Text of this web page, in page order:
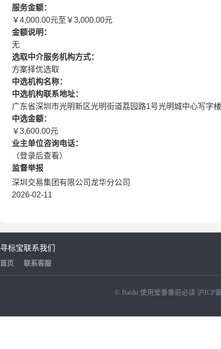
服务金额：
￥4,000.00元至￥3,000.00元
金额说明：
无
选取中介服务机构方式：
方案择优选取
中选机构名称：
中选机构联系地址：
广东省深圳市光明新区光明街道荔园路1号光明城中心写字
中选金额：
￥3,600.00元
业主单位咨询电话：
（登录后查看）
监督举报
深圳交易集团有限公司龙华分公司
2026-02-11
寻标宝
首页
联系我们
联系客服
© Baidu 使用爱番番前必读 沪ICP